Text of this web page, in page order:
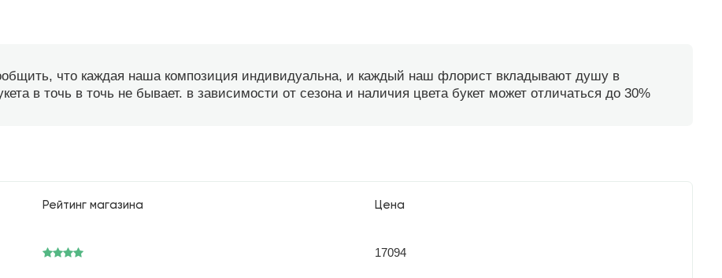
что каждая наша композиция индивидуальна, и каждый наш флорист вкладывают душу в
в точь в точь не бывает. в зависимости от сезона и наличия цвета букет может отличаться до 30%
Рейтинг магазина Цена
17094